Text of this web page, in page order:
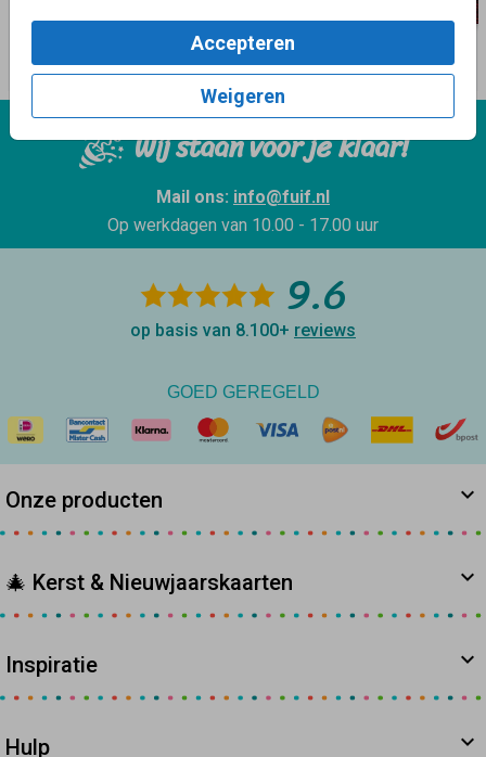
Accepteren
Weigeren
Wij staan voor je klaar!
Mail ons: info@fuif.nl
Op werkdagen van 10.00 - 17.00 uur
9.6
op basis van 8.100+ reviews
GOED GEREGELD
Onze producten
🎄 Kerst & Nieuwjaarskaarten
Inspiratie
Hulp